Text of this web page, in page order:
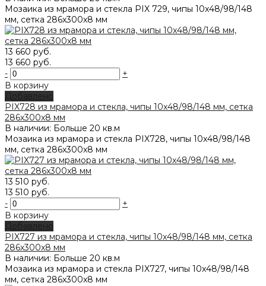
Мозаика из мрамора и стекла PIX 729, чипы 10x48/98/148
мм, сетка 286х300x8 мм
13 660 руб.
13 660 руб.
-
+
В корзину
Добавлено
PIX728 из мрамора и стекла, чипы 10x48/98/148 мм, сетка
286х300x8 мм
В наличии: Больше 20 кв.м
Мозаика из мрамора и стекла PIX728, чипы 10x48/98/148
мм, сетка 286х300x8 мм
13 510 руб.
13 510 руб.
-
+
В корзину
Добавлено
PIX727 из мрамора и стекла, чипы 10x48/98/148 мм, сетка
286х300x8 мм
В наличии: Больше 20 кв.м
Мозаика из мрамора и стекла PIX727, чипы 10x48/98/148
мм, сетка 286х300x8 мм